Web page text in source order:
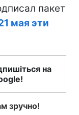
пакет
мая эти
на
зручно!